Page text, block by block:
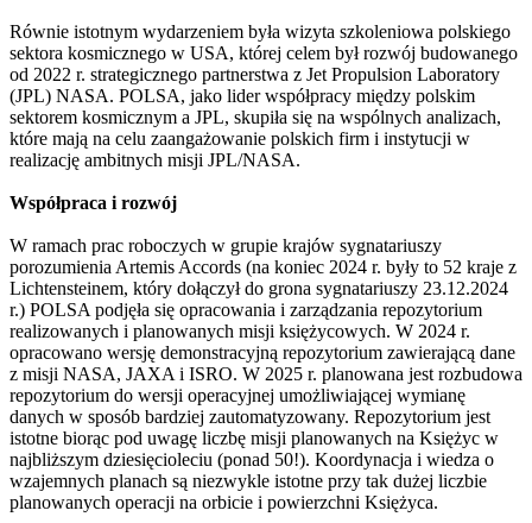
Równie istotnym wydarzeniem była wizyta szkoleniowa polskiego
sektora kosmicznego w USA, której celem był rozwój budowanego
od 2022 r. strategicznego partnerstwa z Jet Propulsion Laboratory
(JPL) NASA. POLSA, jako lider współpracy między polskim
sektorem kosmicznym a JPL, skupiła się na wspólnych analizach,
które mają na celu zaangażowanie polskich firm i instytucji w
realizację ambitnych misji JPL/NASA.
Współpraca i rozwój
W ramach prac roboczych w grupie krajów sygnatariuszy
porozumienia Artemis Accords (na koniec 2024 r. były to 52 kraje z
Lichtensteinem, który dołączył do grona sygnatariuszy 23.12.2024
r.) POLSA podjęła się opracowania i zarządzania repozytorium
realizowanych i planowanych misji księżycowych. W 2024 r.
opracowano wersję demonstracyjną repozytorium zawierającą dane
z misji NASA, JAXA i ISRO. W 2025 r. planowana jest rozbudowa
repozytorium do wersji operacyjnej umożliwiającej wymianę
danych w sposób bardziej zautomatyzowany. Repozytorium jest
istotne biorąc pod uwagę liczbę misji planowanych na Księżyc w
najbliższym dziesięcioleciu (ponad 50!). Koordynacja i wiedza o
wzajemnych planach są niezwykle istotne przy tak dużej liczbie
planowanych operacji na orbicie i powierzchni Księżyca.